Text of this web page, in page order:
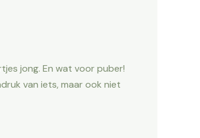
jong. En wat voor puber!
van iets, maar ook niet